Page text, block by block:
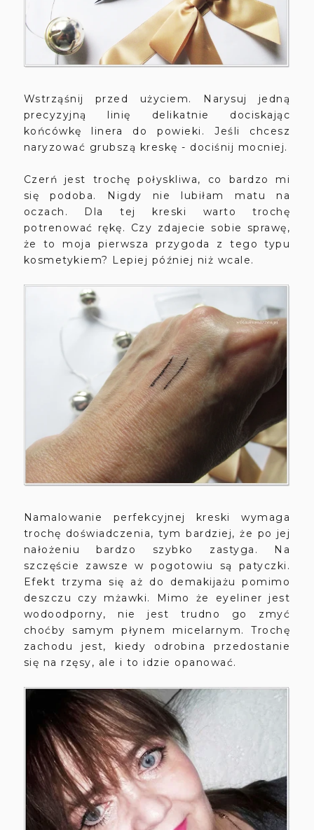
Wstrząśnij przed użyciem. Narysuj jedną
precyzyjną linię delikatnie dociskając
końcówkę linera do powieki. Jeśli chcesz
naryzować grubszą kreskę - dociśnij mocniej.
Czerń jest trochę połyskliwa, co bardzo mi
się podoba. Nigdy nie lubiłam matu na
oczach. Dla tej kreski warto trochę
potrenować rękę. Czy zdajecie sobie sprawę,
że to moja pierwsza przygoda z tego typu
kosmetykiem? Lepiej później niż wcale.
Namalowanie perfekcyjnej kreski wymaga
trochę doświadczenia, tym bardziej, że po jej
nałożeniu bardzo szybko zastyga. Na
szczęście zawsze w pogotowiu są patyczki.
Efekt trzyma się aż do demakijażu pomimo
deszczu czy mżawki. Mimo że eyeliner jest
wodoodporny, nie jest trudno go zmyć
choćby samym płynem micelarnym. Trochę
zachodu jest, kiedy odrobina przedostanie
się na rzęsy, ale i to idzie opanować.